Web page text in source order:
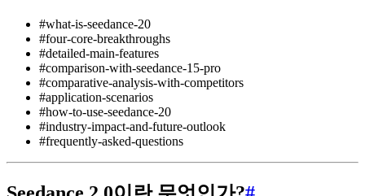
#what-is-seedance-20
#four-core-breakthroughs
#detailed-main-features
#comparison-with-seedance-15-pro
#comparative-analysis-with-competitors
#application-scenarios
#how-to-use-seedance-20
#industry-impact-and-future-outlook
#frequently-asked-questions